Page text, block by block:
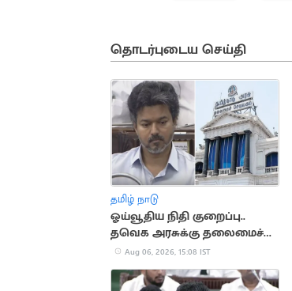
தொடர்புடைய செய்தி
தமிழ் நாடு
ஓய்வூதிய நிதி குறைப்பு..
தவெக அரசுக்கு தலைமைச்
செயலகச் சங்கம் கண்டனம்
Aug 06, 2026, 15:08 IST